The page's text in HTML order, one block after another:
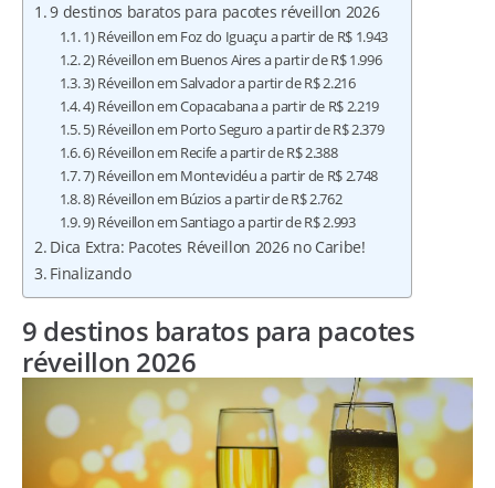
9 destinos baratos para pacotes réveillon 2026
1) Réveillon em Foz do Iguaçu a partir de R$ 1.943
2) Réveillon em Buenos Aires a partir de R$ 1.996
3) Réveillon em Salvador a partir de R$ 2.216
4) Réveillon em Copacabana a partir de R$ 2.219
5) Réveillon em Porto Seguro a partir de R$ 2.379
6) Réveillon em Recife a partir de R$ 2.388
7) Réveillon em Montevidéu a partir de R$ 2.748
8) Réveillon em Búzios a partir de R$ 2.762
9) Réveillon em Santiago a partir de R$ 2.993
Dica Extra: Pacotes Réveillon 2026 no Caribe!
Finalizando
9 destinos baratos para pacotes
réveillon 2026